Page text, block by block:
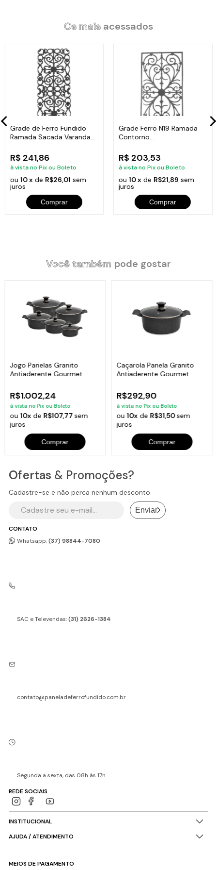
01 Caçarola Cereja Antiaderente em Cerâmica Javali AA 20cm.
Código: 1588-JAV.
Os mais acessados
Grade de Ferro Fundido
Ramada Sacada Varanda
R$ 241,86
à vista no Pix ou Boleto
ou 10 xde R$26,01 sem
juros
Comprar
Grade Ferro N19 Ramada
Contorno
80X41
R$ 203,53
à vista no Pix ou Boleto
ou 10 xde R$21,89 sem
juros
Comprar
Você também pode gostar
Jogo Panelas Granito
Antiaderente Gourmet
R$1.002,24
à vista no Pix ou Boleto
ou10x de R$107,77sem
juros
Comprar
Caçarola Panela Granito
Antiaderente Gourmet
R$292,90
à vista no Pix ou Boleto
ou10x de R$31,50sem
juros
Comprar
CONTATO
Whatsapp:(37) 98844-7080
SAC e Televendas:(31) 2626-1384
contato@paneladeferrofundido.com.br
Segunda a sexta, das 08h às 17h
REDE SOCIAIS
INSTITUCIONAL
AJUDA / ATENDIMENTO
Ofertas & Promoções?
Cadastre-se e não perca nenhum desconto
Enviar
MEIOS DE PAGAMENTO